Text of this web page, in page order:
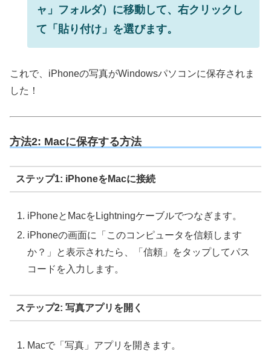
ャ」フォルダ）に移動して、右クリックし
て「貼り付け」を選びます。
これで、iPhoneの写真がWindowsパソコンに保存されま
した！
方法2: Macに保存する方法
ステップ1: iPhoneをMacに接続
iPhoneとMacをLightningケーブルでつなぎます。
iPhoneの画面に「このコンピュータを信頼します
か？」と表示されたら、「信頼」をタップしてパス
コードを入力します。
ステップ2: 写真アプリを開く
Macで「写真」アプリを開きます。